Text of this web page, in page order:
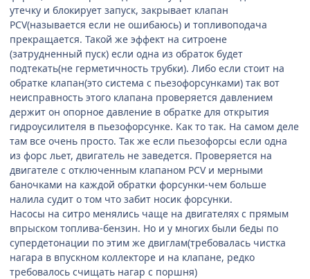
утечку и блокирует запуск, закрывает клапан
PCV(называется если не ошибаюсь) и топливоподача
прекращается. Такой же эффект на ситроене
(затрудненный пуск) если одна из обраток будет
подтекать(не герметичность трубки). Либо если стоит на
обратке клапан(это система с пьезофорсунками) так вот
неисправность этого клапана проверяется давлением
держит он опорное давление в обратке для открытия
гидроусилителя в пьезофорсунке. Как то так. На самом деле
там все очень просто. Так же если пьезофорсы если одна
из форс льет, двигатель не заведется. Проверяется на
двигателе с отключенным клапаном PCV и мерными
баночками на каждой обратки форсунки-чем больше
налила судит о том что забит носик форсунки.
Насосы на ситро менялись чаще на двигателях с прямым
впрыском топлива-бензин. Но и у многих были беды по
супердетонации по этим же двиглам(требовалась чистка
нагара в впускном коллекторе и на клапане, редко
требовалось счищать нагар с поршня)